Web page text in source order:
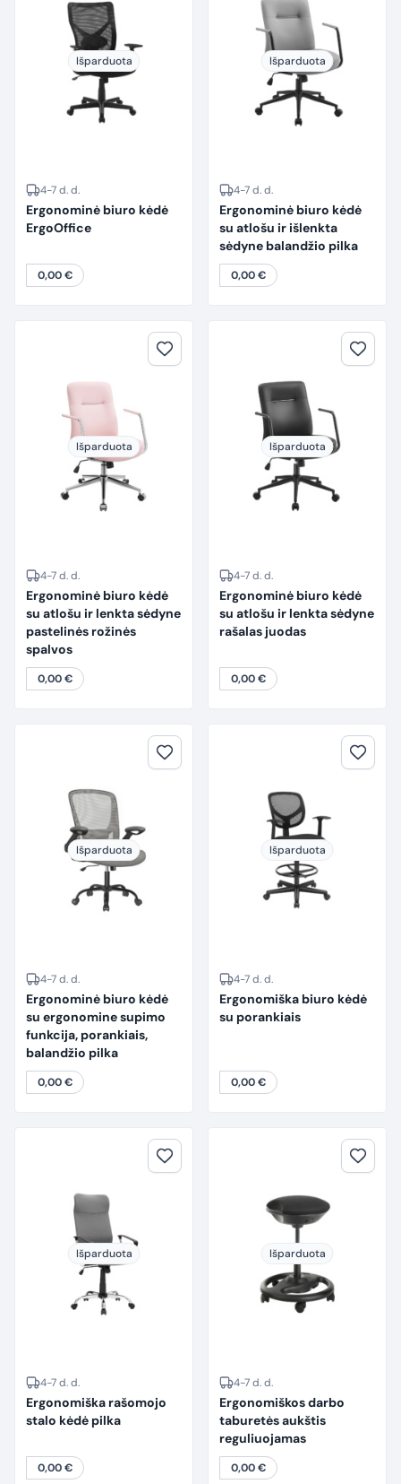
Išparduota
4-7 d. d.
Ergonominė biuro kėdė
ErgoOffice
0,00€
Išparduota
4-7 d. d.
Ergonominė biuro kėdė
su atlošu ir išlenkta
sėdyne balandžio pilka
0,00€
Išparduota
4-7 d. d.
Ergonominė biuro kėdė
su atlošu ir lenkta sėdyne
pastelinės rožinės
spalvos
0,00€
Išparduota
4-7 d. d.
Ergonominė biuro kėdė
su atlošu ir lenkta sėdyne
rašalas juodas
0,00€
Išparduota
4-7 d. d.
Ergonominė biuro kėdė
su ergonomine supimo
funkcija, porankiais,
balandžio pilka
0,00€
Išparduota
4-7 d. d.
Ergonomiška biuro kėdė
su porankiais
0,00€
Išparduota
4-7 d. d.
Ergonomiška rašomojo
stalo kėdė pilka
0,00€
Išparduota
4-7 d. d.
Ergonomiškos darbo
taburetės aukštis
reguliuojamas
0,00€